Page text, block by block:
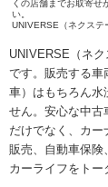
くの店舗までお取寄せ
い。
UNIVERSE（ネクス
UNIVERSE（ネ
です。販売する車
車）はもちろん水
せん。安心な中古
だけでなく、カ
販売、自動車保険
カーライフをトー